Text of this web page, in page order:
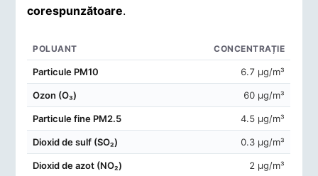
corespunzătoare.
POLUANT CONCENTRAȚIE
Particule PM10 6.7 μg/m³
Ozon (O₃) 60 μg/m³
Particule fine PM2.5 4.5 μg/m³
Dioxid de sulf (SO₂) 0.3 μg/m³
Dioxid de azot (NO₂) 2 μg/m³